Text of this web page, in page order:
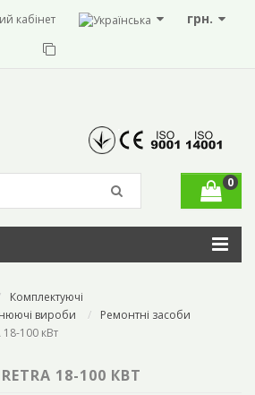
грн.
кабінет
0
Комплектуючі
вироби
Ремонтні засоби
18-100 кВт
18-100 КВТ